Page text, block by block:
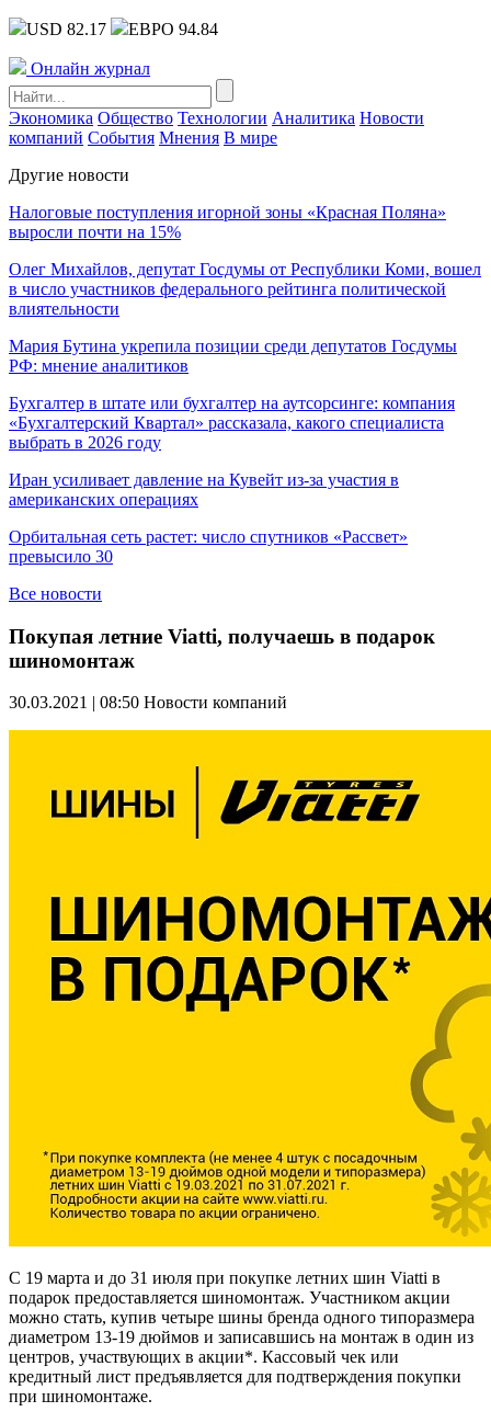
USD 82.17 ЕВРО 94.84
Онлайн журнал
Экономика Общество Технологии Аналитика Новости
компаний События Мнения В мире
Другие новости
Налоговые поступления игорной зоны «Красная Поляна»
выросли почти на 15%
Олег Михайлов, депутат Госдумы от Республики Коми, вошел
в число участников федерального рейтинга политической
влиятельности
Мария Бутина укрепила позиции среди депутатов Госдумы
РФ: мнение аналитиков
Бухгалтер в штате или бухгалтер на аутсорсинге: компания
«Бухгалтерский Квартал» рассказала, какого специалиста
выбрать в 2026 году
Иран усиливает давление на Кувейт из-за участия в
американских операциях
Орбитальная сеть растет: число спутников «Рассвет»
превысило 30
Все новости
Покупая летние Viatti, получаешь в подарок
шиномонтаж
30.03.2021 | 08:50 Новости компаний
С 19 марта и до 31 июля при покупке летних шин Viatti в
подарок предоставляется шиномонтаж. Участником акции
можно стать, купив четыре шины бренда одного типоразмера
диаметром 13-19 дюймов и записавшись на монтаж в один из
центров, участвующих в акции*. Кассовый чек или
кредитный лист предъявляется для подтверждения покупки
при шиномонтаже.